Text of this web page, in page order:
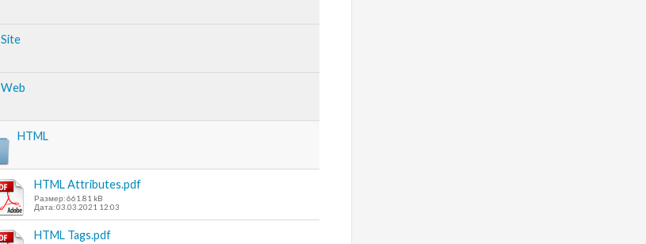
Site
Web
HTML
HTML Attributes.pdf
Размер: 661.81 kB
Дата: 03.03.2021 12:03
HTML Tags.pdf